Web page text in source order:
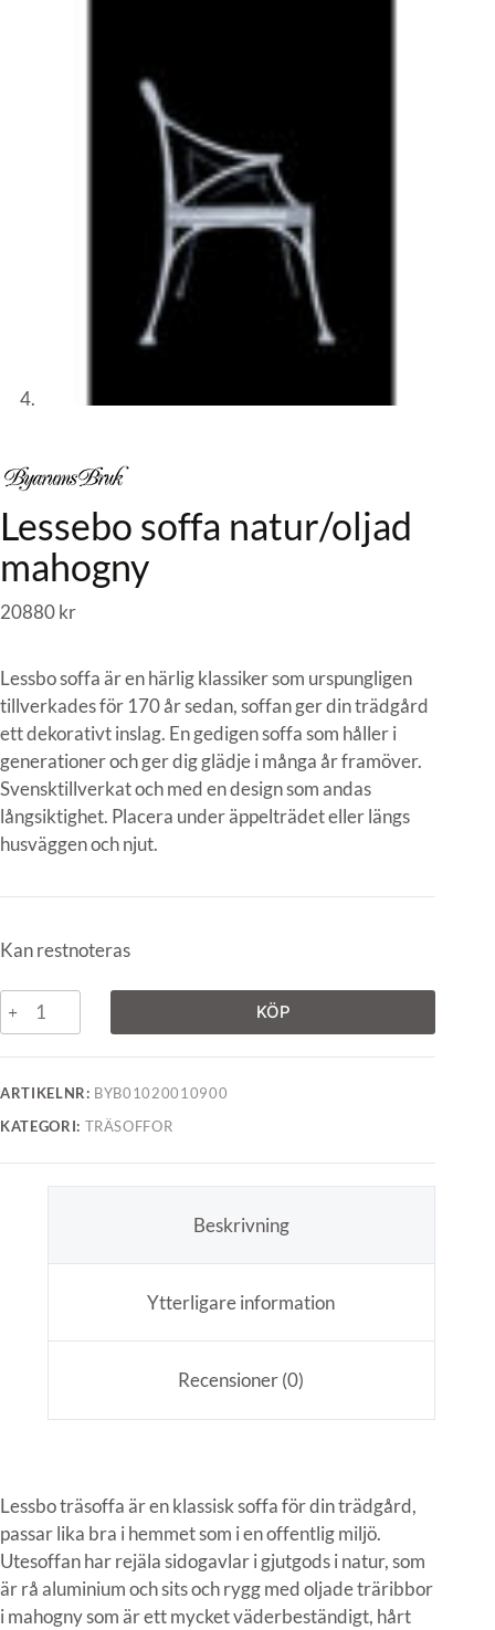
Lessebo soffa natur/oljad
mahogny
20880kr
Lessbo soffa är en härlig klassiker som urspungligen
tillverkades för 170 år sedan, soffan ger din trädgård
ett dekorativt inslag. En gedigen soffa som håller i
generationer och ger dig glädje i många år framöver.
Svensktillverkat och med en design som andas
långsiktighet. Placera under äppelträdet eller längs
husväggen och njut.
Kan restnoteras
KÖP
ARTIKELNR: BYB01020010900
KATEGORI: TRÄSOFFOR
Beskrivning
Ytterligare information
Recensioner (0)
Lessbo träsoffa är en klassisk soffa för din trädgård,
passar lika bra i hemmet som i en offentlig miljö.
Utesoffan har rejäla sidogavlar i gjutgods i natur, som
är rå aluminium och sits och rygg med oljade träribbor
i mahogny som är ett mycket väderbeständigt, hårt